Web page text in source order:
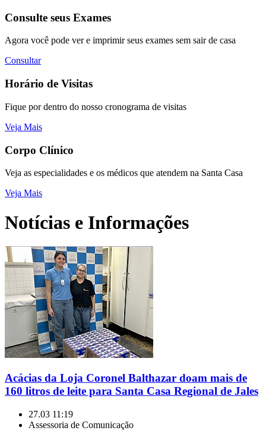
Consulte seus Exames
Agora você pode ver e imprimir seus exames sem sair de casa
Consultar
Horário de Visitas
Fique por dentro do nosso cronograma de visitas
Veja Mais
Corpo Clínico
Veja as especialidades e os médicos que atendem na Santa Casa
Veja Mais
Notícias e Informações
Acácias da Loja Coronel Balthazar doam mais de
160 litros de leite para Santa Casa Regional de Jales
27.03 11:19
Assessoria de Comunicação